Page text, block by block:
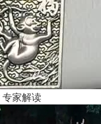
专家解读